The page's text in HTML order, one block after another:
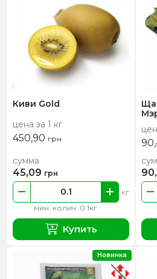
Киви Gold
цена за 1 кг
450,90 грн
мин. колич. 0.1кг
кг
сумма
45,09 грн
Купить
Новинка